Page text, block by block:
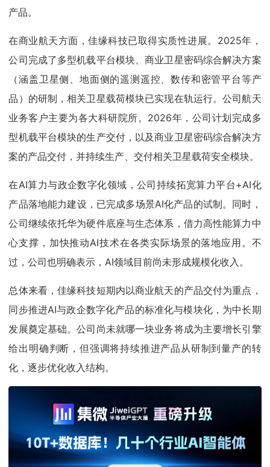
产品。
在商业航天方面，佳缘科技已取得实质性进展。2025年，
公司完成了多型机载平台模块、商业卫星密码综合解决方案
（涵盖卫星侧、地面侧的遥测遥控、数传和密管平台等产
品）的研制，相关卫星载荷模块已实现在轨运行。公司航天
业务客户主要为各大科研院所。2026年，公司计划完成多
型机载平台模块的生产交付，以及商业卫星密码综合解决方
案的产品交付，并持续生产、交付相关卫星载荷安全模块。
在AI算力与政企数字化领域，公司持续拓宽算力平台+AI化
产品落地能力建设，已完成多场景AI化产品的试制。同时，
公司继续依托华为硬件底座与生态体系，借力高性能算力中
心支撑，加快推动AI技术在各类实际场景的落地应用。不
过，公司也明确表示，AI领域目前尚未形成规模化收入。
总体来看，佳缘科技短期内以商业航天的产品交付为重点，
同步推进AI与政企数字化产品的标准化与模块化，为中长期
发展奠定基础。公司尚未就哪一块业务将成为主要增长引擎
给出明确判断，但强调将持续推进产品从研制到量产的转
化，逐步优化收入结构。